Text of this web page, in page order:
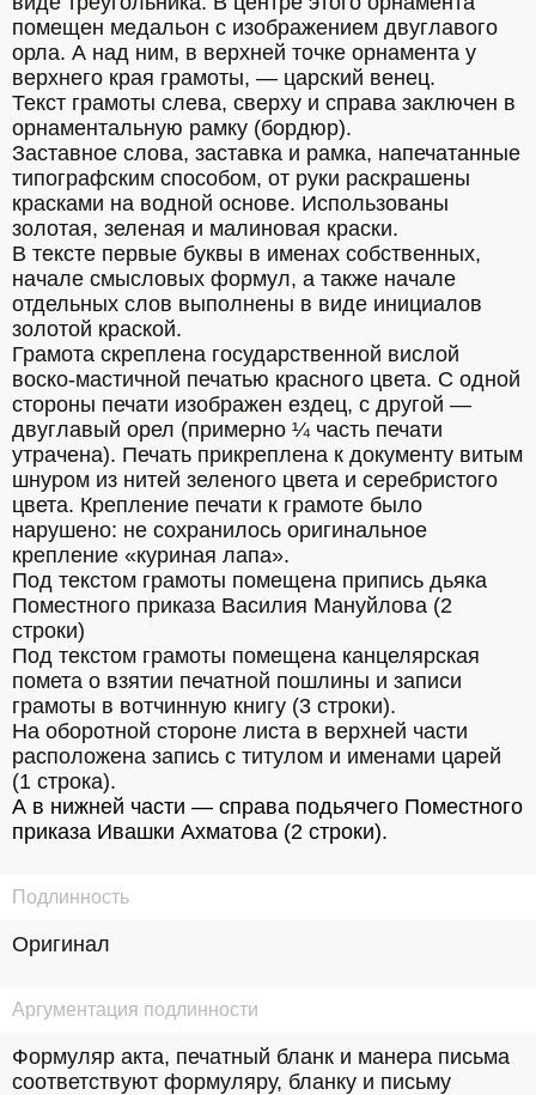
помещен медальон с изображением двуглавого
орла. А над ним, в верхней точке орнамента у
верхнего края грамоты, — царский венец.
Текст грамоты слева, сверху и справа заключен в
орнаментальную рамку (бордюр).
Заставное слова, заставка и рамка, напечатанные
типографским способом, от руки раскрашены
красками на водной основе. Использованы
золотая, зеленая и малиновая краски.
В тексте первые буквы в именах собственных,
начале смысловых формул, а также начале
отдельных слов выполнены в виде инициалов
золотой краской.
Грамота скреплена государственной вислой
воско-мастичной печатью красного цвета. С одной
стороны печати изображен ездец, с другой —
двуглавый орел (примерно ¼ часть печати
утрачена). Печать прикреплена к документу витым
шнуром из нитей зеленого цвета и серебристого
цвета. Крепление печати к грамоте было
нарушено: не сохранилось оригинальное
крепление «куриная лапа».
Под текстом грамоты помещена припись дьяка
Поместного приказа Василия Мануйлова (2
строки)
Под текстом грамоты помещена канцелярская
помета о взятии печатной пошлины и записи
грамоты в вотчинную книгу (3 строки).
На оборотной стороне листа в верхней части
расположена запись с титулом и именами царей
(1 строка).
А в нижней части — справа подьячего Поместного
приказа Ивашки Ахматова (2 строки).
Подлинность
Оригинал
Аргументация подлинности
Формуляр акта, печатный бланк и манера письма
соответствуют формуляру, бланку и письму